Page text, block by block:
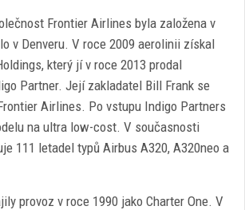
Frontier Airlines byla založena v
v Denveru. V roce 2009 aerolinii získal
který jí v roce 2013 prodal
Partner. Její zakladatel Bill Frank se
Airlines. Po vstupu Indigo Partners
na ultra low-cost. V současnosti
111 letadel typů Airbus A320, A320neo a
provoz v roce 1990 jako Charter One. V